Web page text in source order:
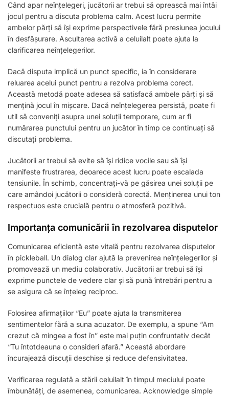
Când apar neînțelegeri, jucătorii ar trebui să oprească mai întâi
jocul pentru a discuta problema calm. Acest lucru permite
ambelor părți să își exprime perspectivele fără presiunea jocului
în desfășurare. Ascultarea activă a celuilalt poate ajuta la
clarificarea neînțelegerilor.
Dacă disputa implică un punct specific, ia în considerare
reluarea acelui punct pentru a rezolva problema corect.
Această metodă poate adesea să satisfacă ambele părți și să
mențină jocul în mișcare. Dacă neînțelegerea persistă, poate fi
util să conveniți asupra unei soluții temporare, cum ar fi
numărarea punctului pentru un jucător în timp ce continuați să
discutați problema.
Jucătorii ar trebui să evite să își ridice vocile sau să își
manifeste frustrarea, deoarece acest lucru poate escalada
tensiunile. În schimb, concentrați-vă pe găsirea unei soluții pe
care amândoi jucătorii o consideră corectă. Menținerea unui ton
respectuos este crucială pentru o atmosferă pozitivă.
Importanța comunicării în rezolvarea disputelor
Comunicarea eficientă este vitală pentru rezolvarea disputelor
în pickleball. Un dialog clar ajută la prevenirea neînțelegerilor și
promovează un mediu colaborativ. Jucătorii ar trebui să își
exprime punctele de vedere clar și să pună întrebări pentru a
se asigura că se înțeleg reciproc.
Folosirea afirmațiilor “Eu” poate ajuta la transmiterea
sentimentelor fără a suna acuzator. De exemplu, a spune “Am
crezut că mingea a fost în” este mai puțin confruntativ decât
“Tu întotdeauna o consideri afară.” Această abordare
încurajează discuții deschise și reduce defensivitatea.
Verificarea regulată a stării celuilalt în timpul meciului poate
îmbunătăți, de asemenea, comunicarea. Acknowledge simple